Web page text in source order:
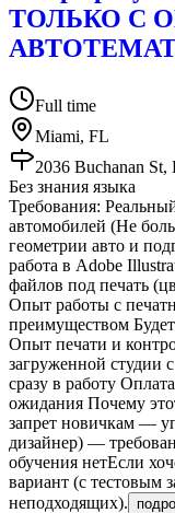
ТОЛЬКО С
Full time
Miami, FL
2036 Buchanan
Без знания языка
Требования:
автомобилей (Не
геометрии авто и
работа в Adobe
файлов под печать
Опыт работы с
преимуществом
Опыт печати и
загруженной студии
сразу в работу
ожидания Почему
запрет новичкам —
дизайнер) —
обучения нетЕсли
вариант (с тестовым
неподходящих).